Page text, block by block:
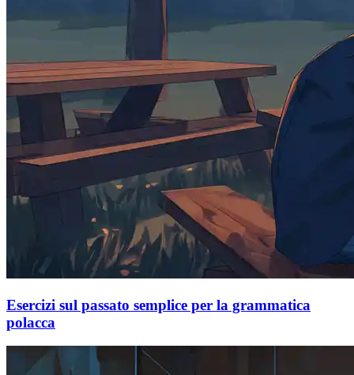
Esercizi sul passato semplice per la grammatica
polacca